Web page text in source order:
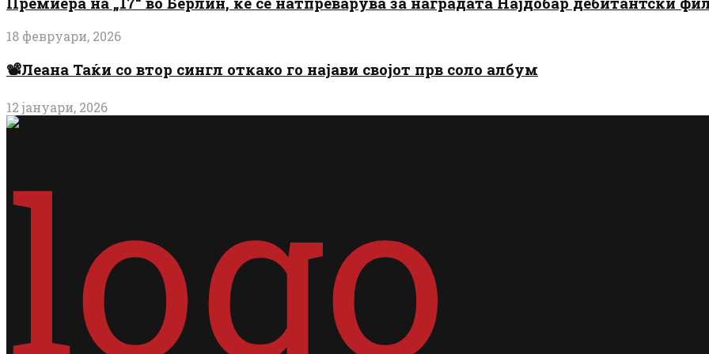
18 февруари, 2026
📽️Леана Таќи со втор сингл откако го најави својот прв соло албум
12 јануари, 2026